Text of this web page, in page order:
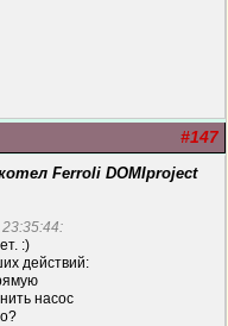
#147
Ferroli DOMIproject
:)
действий:
насос